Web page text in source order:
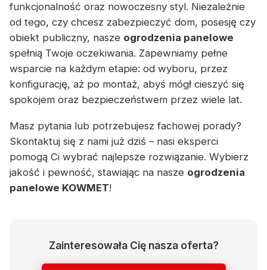
funkcjonalność oraz nowoczesny styl. Niezależnie
od tego, czy chcesz zabezpieczyć dom, posesję czy
obiekt publiczny, nasze ogrodzenia panelowe
spełnią Twoje oczekiwania. Zapewniamy pełne
wsparcie na każdym etapie: od wyboru, przez
konfigurację, aż po montaż, abyś mógł cieszyć się
spokojem oraz bezpieczeństwem przez wiele lat.
Masz pytania lub potrzebujesz fachowej porady?
Skontaktuj się z nami już dziś – nasi eksperci
pomogą Ci wybrać najlepsze rozwiązanie. Wybierz
jakość i pewność, stawiając na nasze ogrodzenia
panelowe KOWMET!
Zainteresowała Cię nasza oferta?